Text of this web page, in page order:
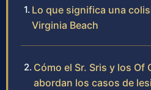
Lo que significa una
Virginia Beach
Cómo el Sr. Sris y los
abordan los casos de